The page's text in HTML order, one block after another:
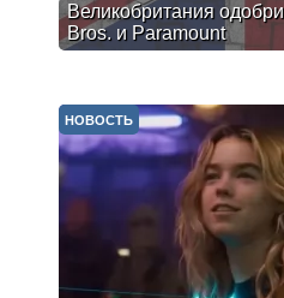
Великобритания
Bros. и Paramount
НОВОСТЬ